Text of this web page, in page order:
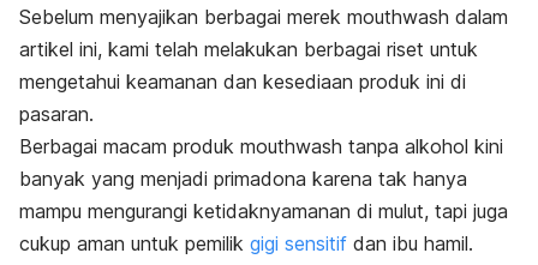
Sebelum menyajikan berbagai merek mouthwash dalam
artikel ini, kami telah melakukan berbagai riset untuk
mengetahui keamanan dan kesediaan produk ini di
pasaran.
Berbagai macam produk mouthwash tanpa alkohol kini
banyak yang menjadi primadona karena tak hanya
mampu mengurangi ketidaknyamanan di mulut, tapi juga
cukup aman untuk pemilik gigi sensitif dan ibu hamil.